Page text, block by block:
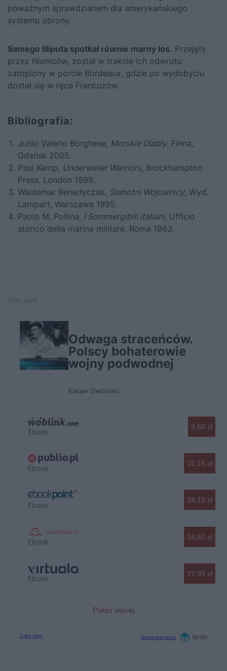
poważnym sprawdzianem dla amerykańskiego
systemu obrony.
Samego liliputa spotkał równie marny los. Przejęty
przez Niemców, został w trakcie ich odwrotu
zatopiony w porcie Bordeaux, gdzie po wydobyciu
dostał się w ręce Francuzów.
Bibliografia:
Junio Valerio Borghese, Morskie Diabły, Finna,
Gdańsk 2005.
Paul Kemp, Underwater Warriors, Brockhampton
Press, London 1999.
Waldemar Benedyczak, Samotni Wojownicy, Wyd.
Lampart, Warszawa 1995.
Paolo M. Pollina, I Sommergibili Italiani, Ufficio
storico della marina militare, Roma 1963.